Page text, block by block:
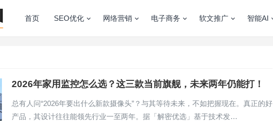
首页 SEO优化 网络营销 电子商务 软文推广 智能AI
2026年家用监控怎么选？这三款当前旗舰，未来两年仍能打！
总有人问“2026年要出什么新款摄像头”？与其等待未来，不如把握现在。真正的好
产品，其设计往往能领先行业一至两年。据「解密优选」基于技术发…